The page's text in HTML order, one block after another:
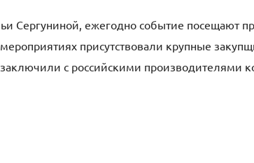
Сергуниной, ежегодно событие посещают
присутствовали крупные
заключили с российскими производителями